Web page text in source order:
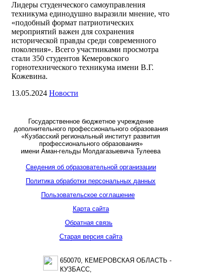
Лидеры студенческого самоуправления
техникума единодушно выразили мнение, что
«подобный формат патриотических
мероприятий важен для сохранения
исторической правды среди современного
поколения». Всего участниками просмотра
стали 350 студентов Кемеровского
горнотехнического техникума имени В.Г.
Кожевина.
13.05.2024 Новости
Государственное бюджетное учреждение
дополнительного профессионального образования
«Кузбасский региональный институт развития
профессионального образования»
имени Аман-гельды Молдагазыевича Тулеева
Сведения об образовательной организации
Политика обработки персональных данных
Пользовательское соглашение
Карта сайта
Обратная связь
Старая версия сайта
650070, КЕМЕРОВСКАЯ ОБЛАСТЬ -
КУЗБАСС,